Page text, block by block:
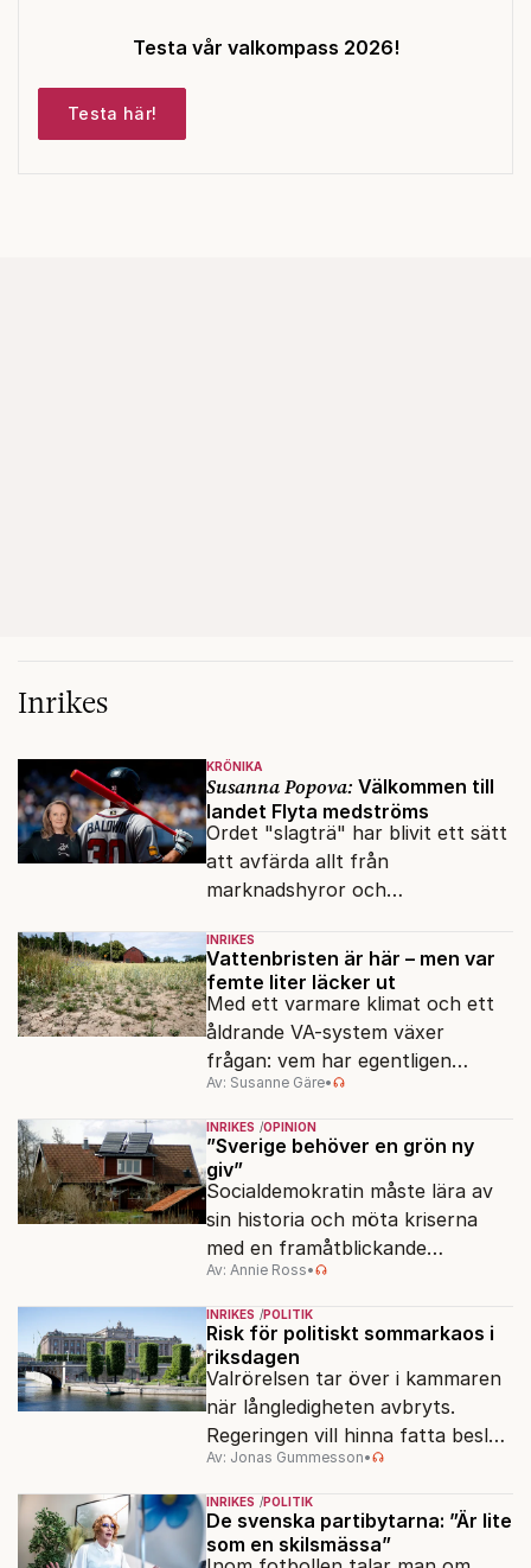
Testa vår valkompass 2026!
Testa här!
Inrikes
KRÖNIKA
Susanna Popova: Välkommen till
landet Flyta medströms
Ordet "slagträ" har blivit ett sätt
att avfärda allt från
marknadshyror och
om antisemitism.
INRIKES
Vattenbristen är här – men var
femte liter läcker ut
Med ett varmare klimat och ett
åldrande VA-system växer
frågan: vem har egentligen
ansvar för Sveriges
vattenresurser?
Av: Susanne Gäre•
INRIKES OPINION
”Sverige behöver en grön ny
giv”
Socialdemokratin måste lära av
sin historia och möta kriserna
med en framåtblickande
strukturpolitik för att göra
Sverige långsiktigt hållbart,
jämlikt och kriståligt.
Av: Annie Ross•
INRIKES POLITIK
Risk för politiskt sommarkaos i
riksdagen
Valrörelsen tar över i kammaren
när långledigheten avbryts.
Regeringen vill hinna fatta beslut
före valet – men oppositionen
ser sin chans att pressa
Tidösidan.
Av: Jonas Gummesson•
INRIKES POLITIK
De svenska partibytarna: ”Är lite
som en skilsmässa”